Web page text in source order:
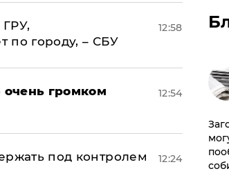
по городу, – СБУ
12:58
громком
12:54
под контролем
12:24